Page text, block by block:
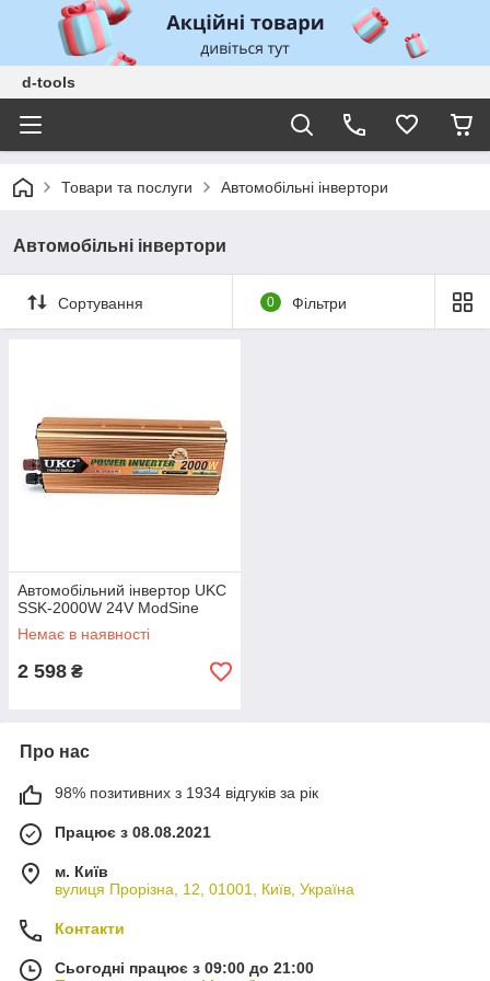
d-tools
Товари та послуги Автомобільні інвертори
Автомобільні інвертори
Сортування 0 Фільтри
Автомобільний інвертор UKC
SSK-2000W 24V ModSine
Немає в наявності
2 598 ₴
Про нас
98% позитивних з 1934 відгуків за рік
Працює з 08.08.2021
м. Київ
вулиця Прорізна, 12, 01001, Київ, Україна
Контакти
Сьогодні працює з 09:00 до 21:00